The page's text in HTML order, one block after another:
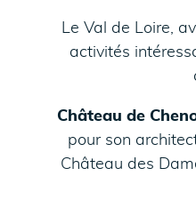
Le Val de Loire,
activités
Château de
pour son
Château des